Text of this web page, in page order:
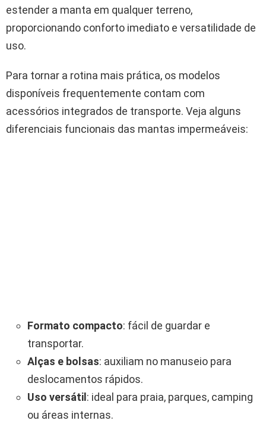
estender a manta em qualquer terreno,
proporcionando conforto imediato e versatilidade de
uso.
Para tornar a rotina mais prática, os modelos
disponíveis frequentemente contam com
acessórios integrados de transporte. Veja alguns
diferenciais funcionais das mantas impermeáveis:
Formato compacto: fácil de guardar e
transportar.
Alças e bolsas: auxiliam no manuseio para
deslocamentos rápidos.
Uso versátil : ideal para praia, parques, camping
ou áreas internas.